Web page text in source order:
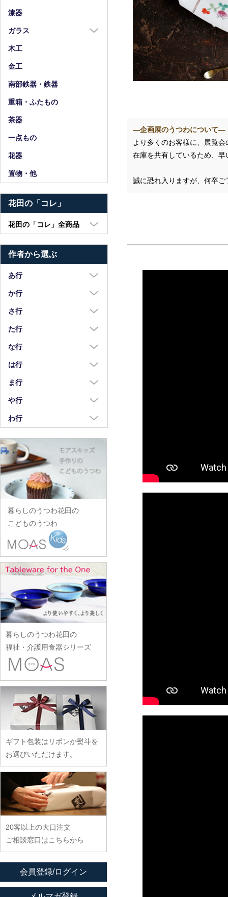
―企画展のうつわについて―
より多くのお客様に、展覧
在庫を共有しているため、
誠に恐れ入りますが、何卒
箸置
漆器
ガラス
ガラス全商品
グラス
ガラス皿
木工
金工
南部鉄器・鉄器
重箱・ふたもの
茶器
一点もの
花器
置物・他
花田の「コレ」
花田の「コレ」全商品
鉢・湯呑・カップ
汁椀・土鍋・折敷
小物・カトラリー
作者から選ぶ
あ行
浅野奈生
苧野直樹
安達和治
荒川真吾
荒賀文成
有馬和博
iiDA Woodturning
伊賀焼土楽
池島直人
池島仁美
生島賢
生島明水
池田大介
石川漆宝堂
石田誠
和泉良法
市川知也
伊藤聡信
伊藤孝英
井銅心平
稲村真耶
イム サエム
イレヤガラス
岩舘隆（浄法寺）
臼田けい子
海野裕
浦陽子
遠藤マサヒロ
大井寛史
大久保公太郎
大沢和義
大平新五
大前史
大和田友香
か行
蠣崎マコト
葛西国太郎
葛西義信
河上智美
川合孝知
川辺忠
川村宏樹
幹山繁太
季更器窯
岸野寛
北野敏一（犀ノ音窯）
日下華子
葛和万紀
工藤和彦
熊谷峻
小泉敦信
こいずみみゆき
古賀雄二郎
小寺暁洋
小林巧征
小牧広平
近藤亮介
さ行
坂本達哉
佐川岳彦
佐々木暢子
重田良古
島田まるみ
志村睦彦
城進
菅原博之
杉本太郎
鈴木重孝
鈴木潤吾
鈴木涼子
須谷窯
た行
高島慎一
高木剛
瀧田操
田中あい
田中佐和子
谷口嘉
谷永太郎
玉山保男
田沼英里
崔在皓
滴生舎
土井康治朗
土井宏友
陶房独歩炎
徳永遊心
富山孝一
土本訓寛・土本久美子
な行
中荒江道子
中尾万作
中川紀夫
中町いずみ
中村一也
中村幸一郎
d.Tam 中村孝子/桃子
中村智美
中村真紀
中山孝志
名古路英介
西納三枝
野口悦士
は行
橋村大作
長谷川由香
畑中篤
花岡隆
花田オリジナル
羽生直記
林京子
林拓児
原口潔
原田七重
原田譲
原光弘
日高伸治
日高直子
ヒヅミ峠舎
樋山真弓
平岡正弘
平林秀幸
廣野俊彦
廣政毅
ふじい製作所
藤崎均
藤田永子
藤塚光男
ほたる窯
堀畑蘭
ま行
前田麻美
正木春蔵
松浦コータロー
松浦ナオコ
松葉勇輝
松本郁美
松本優樹
松本良夫
三浦侑子
水垣千悦
水野克俊
みずのみさ
光井威善
三留舞
宮岡麻衣子
宮崎孝彦
三輪周太郎
武曽健一
村田森
村田菜穂美
木工ヤマニ
森知恵子
森悠紀子
森下綾
や行
八木橋昇
山口硝子
山口利枝
山崎葉
山田洋次
山田隆太郎
山中恵介
山本哲也
山本恭代
山本亮平
Yu-ten
雪ノ浦裕一
吉岡将弐
吉田学
余宮隆
わ行
ワダコーヘー
渡辺信史
渡邊心平
暮らしのうつわ花田の
こどものうつわ
暮らしのうつわ花田の
福祉・介護用食器シリーズ
ギフト包装はリボンか熨斗を
お選びいただけます。
20客以上の大口注文
ご相談窓口はこちらから
会員登録/ログイン